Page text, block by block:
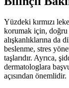
Yüzdeki kırmızı
korumak için, doğru
alışkanlıklarına da
beslenme, stres
taşlarıdır. Ayrıca,
dermatologlara
açısından önemlidir.